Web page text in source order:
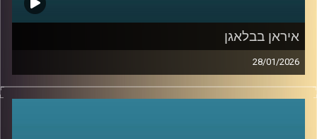
איראן בבלאגן
28/01/2026
מאז הפעם האחרונה שדיברנו עם ד׳׳ר מאיר ג׳בדנפר, איראן
חווה טלטלה עמוקה, מחאה מתמשכת, דיכוי אלים שבו נהרגו